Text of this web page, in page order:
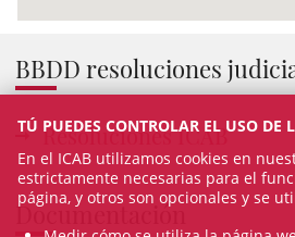
BBDD resoluciones
Resoluciones ICAB
Documentación
TÚ PUEDES CONTROLAR EL USO DE
En el ICAB utilizamos cookies en
estrictamente necesarias para el
página, y otros son opcionales y se